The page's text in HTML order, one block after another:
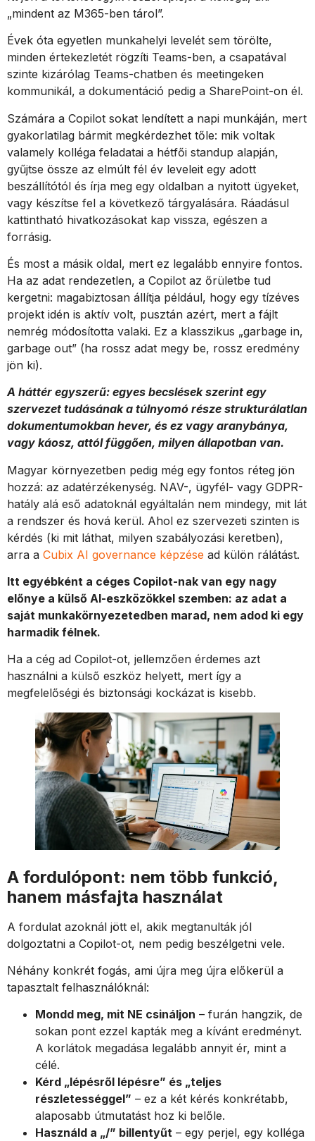
„mindent az M365-ben tárol”.
Évek óta egyetlen munkahelyi levelét sem törölte,
minden értekezletét rögzíti Teams-ben, a csapatával
szinte kizárólag Teams-chatben és meetingeken
kommunikál, a dokumentáció pedig a SharePoint-on él.
Számára a Copilot sokat lendített a napi munkáján, mert
gyakorlatilag bármit megkérdezhet tőle: mik voltak
valamely kolléga feladatai a hétfői standup alapján,
gyűjtse össze az elmúlt fél év leveleit egy adott
beszállítótól és írja meg egy oldalban a nyitott ügyeket,
vagy készítse fel a következő tárgyalására. Ráadásul
kattintható hivatkozásokat kap vissza, egészen a
forrásig.
És most a másik oldal, mert ez legalább ennyire fontos.
Ha az adat rendezetlen, a Copilot az őrületbe tud
kergetni: magabiztosan állítja például, hogy egy tízéves
projekt idén is aktív volt, pusztán azért, mert a fájlt
nemrég módosította valaki. Ez a klasszikus „garbage in,
garbage out” (ha rossz adat megy be, rossz eredmény
jön ki).
A háttér egyszerű: egyes becslések szerint egy
szervezet tudásának a túlnyomó része strukturálatlan
dokumentumokban hever, és ez vagy aranybánya,
vagy káosz, attól függően, milyen állapotban van.
Magyar környezetben pedig még egy fontos réteg jön
hozzá: az adatérzékenység. NAV-, ügyfél- vagy GDPR-
hatály alá eső adatoknál egyáltalán nem mindegy, mit lát
a rendszer és hová kerül. Ahol ez szervezeti szinten is
kérdés (ki mit láthat, milyen szabályozási keretben),
arra a Cubix AI governance képzése ad külön rálátást.
Itt egyébként a céges Copilot-nak van egy nagy
előnye a külső AI-eszközökkel szemben: az adat a
saját munkakörnyezetedben marad, nem adod ki egy
harmadik félnek.
Ha a cég ad Copilot-ot, jellemzően érdemes azt
használni a külső eszköz helyett, mert így a
megfelelőségi és biztonsági kockázat is kisebb.
A fordulópont: nem több funkció,
hanem másfajta használat
A fordulat azoknál jött el, akik megtanulták jól
dolgoztatni a Copilot-ot, nem pedig beszélgetni vele.
Néhány konkrét fogás, ami újra meg újra előkerül a
tapasztalt felhasználóknál:
Mondd meg, mit NE csináljon – furán hangzik, de
sokan pont ezzel kapták meg a kívánt eredményt.
A korlátok megadása legalább annyit ér, mint a
célé.
Kérd „lépésről lépésre” és „teljes
részletességgel” – ez a két kérés konkrétabb,
alaposabb útmutatást hoz ki belőle.
Használd a „/” billentyűt – egy perjel, egy kolléga